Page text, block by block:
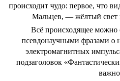
происходит чудо: первое, что
Мальцев, — жёлтый свет
Всё происходящее можно
псевдонаучными фразами о
электромагнитных
подзаголовок